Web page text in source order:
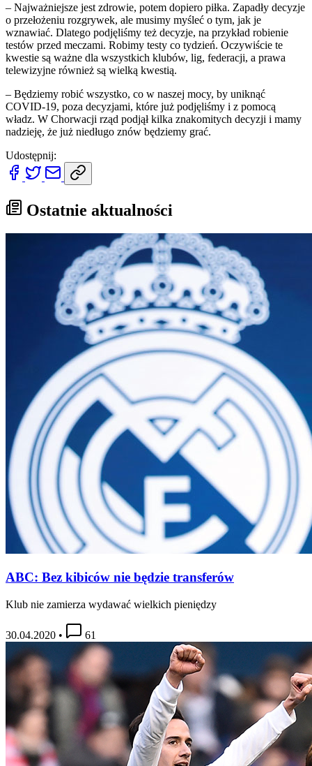
– Najważniejsze jest zdrowie, potem dopiero piłka. Zapadły decyzje
o przełożeniu rozgrywek, ale musimy myśleć o tym, jak je
wznawiać. Dlatego podjęliśmy też decyzje, na przykład robienie
testów przed meczami. Robimy testy co tydzień. Oczywiście te
kwestie są ważne dla wszystkich klubów, lig, federacji, a prawa
telewizyjne również są wielką kwestią.
– Będziemy robić wszystko, co w naszej mocy, by uniknąć
COVID-19, poza decyzjami, które już podjęliśmy i z pomocą
władz. W Chorwacji rząd podjął kilka znakomitych decyzji i mamy
nadzieję, że już niedługo znów będziemy grać.
Udostępnij:
Ostatnie aktualności
ABC: Bez kibiców nie będzie transferów
Klub nie zamierza wydawać wielkich pieniędzy
30.04.2020 • 61